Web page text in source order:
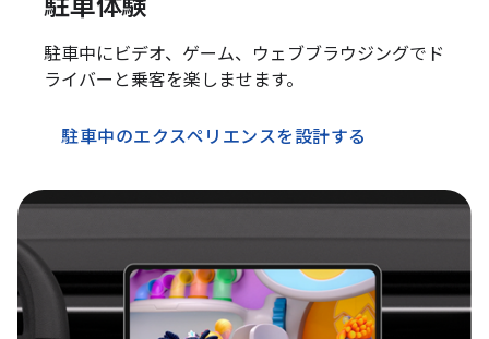
駐車体験
駐車中にビデオ、ゲーム、ウェブブラウジングでド
ライバーと乗客を楽しませます。
駐車中のエクスペリエンスを設計する